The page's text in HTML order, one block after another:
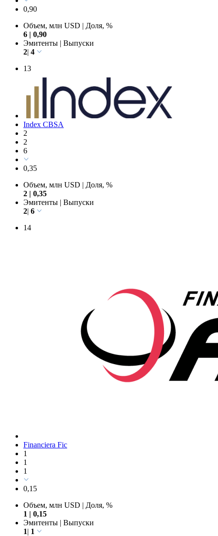
0,90
Объем, млн USD | Доля, %
6 | 0,90
Эмитенты | Выпуски
2| 4
13
Index CBSA
2
2
6
0,35
Объем, млн USD | Доля, %
2 | 0,35
Эмитенты | Выпуски
2| 6
14
Financiera Fic
1
1
1
0,15
Объем, млн USD | Доля, %
1 | 0,15
Эмитенты | Выпуски
1| 1